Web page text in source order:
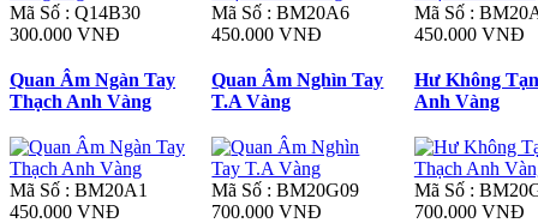
Mã Số : Q14B30
300.000 VNĐ
Mã Số : BM20A6
450.000 VNĐ
Mã Số :
450.000 VNĐ
Quan Âm Ngàn Tay
Thạch Anh Vàng
Mã Số : BM20A1
450.000 VNĐ
Quan Âm Nghìn Tay
T.A Vàng
Mã Số : BM20G09
700.000 VNĐ
Hư Không
Anh Vàng
Mã Số :
700.000 VNĐ